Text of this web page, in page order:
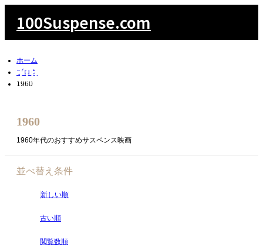
100Suspense.com
100Suspense.com
ホーム
ブログ
1960
1960
1960年代のおすすめサスペンス映画
並べ替え条件
新しい順
古い順
閲覧数順